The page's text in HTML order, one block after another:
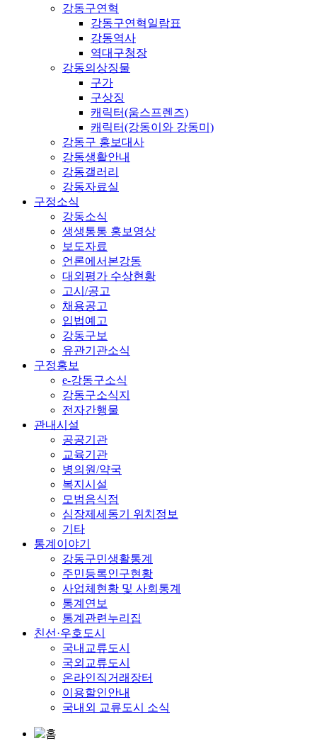
강동구연혁
강동구연혁일람표
강동역사
역대구청장
강동의상징물
구가
구상징
캐릭터(움스프렌즈)
캐릭터(강동이와 강동미)
강동구 홍보대사
강동생활안내
강동갤러리
강동자료실
구정소식
강동소식
생생통통 홍보영상
보도자료
언론에서본강동
대외평가 수상현황
고시/공고
채용공고
입법예고
강동구보
유관기관소식
구정홍보
e-강동구소식
강동구소식지
전자간행물
관내시설
공공기관
교육기관
병의원/약국
복지시설
모범음식점
심장제세동기 위치정보
기타
통계이야기
강동구민생활통계
주민등록인구현황
사업체현황 및 사회통계
통계연보
통계관련누리집
친선·우호도시
국내교류도시
국외교류도시
온라인직거래장터
이용할인안내
국내외 교류도시 소식